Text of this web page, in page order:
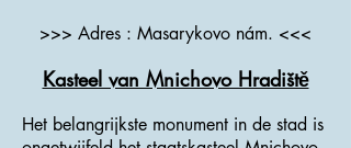
>>> Adres : Masarykovo nám. <<<
Kasteel van Mnichovo Hradiště
Het belangrijkste monument in de stad is